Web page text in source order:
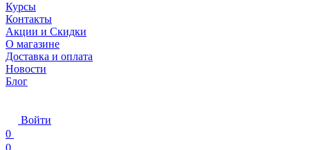
Курсы
Контакты
Акции и Скидки
О магазине
Доставка и оплата
Новости
Блог
Войти
0
0